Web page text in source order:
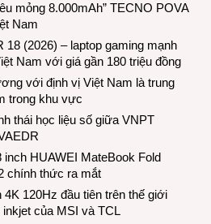
mỏng 8.000mAh” TECNO POVA
Nam
(2026) – laptop gaming mạnh
Nam với giá gần 180 triệu đồng
với định vị Việt Nam là trung
trong khu vực
thái học liệu số giữa VNPT
inch HUAWEI MateBook Fold
chính thức ra mắt
120Hz đầu tiên trên thế giới
của MSI và TCL